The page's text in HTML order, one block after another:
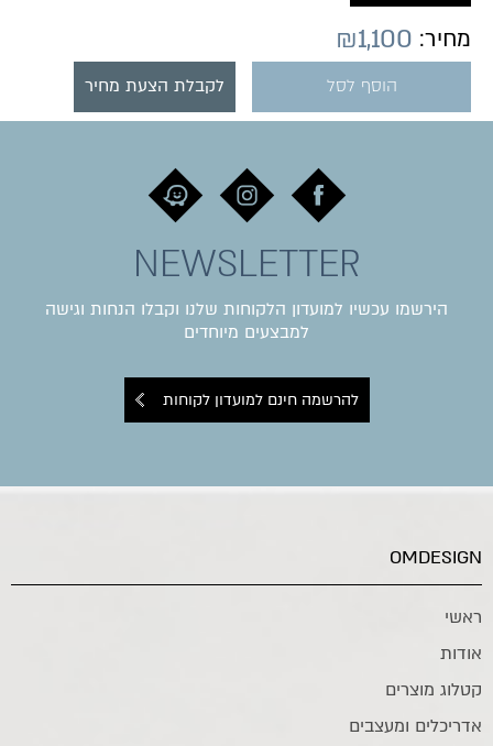
מחיר: ₪1,100
הוסף לסל לקבלת הצעת מחיר
NEWSLETTER
הירשמו עכשיו למועדון הלקוחות שלנו וקבלו הנחות וגישה
למבצעים מיוחדים
להרשמה חינם למועדון לקוחות
OMDESIGN
ראשי
אודות
קטלוג מוצרים
אדריכלים ומעצבים